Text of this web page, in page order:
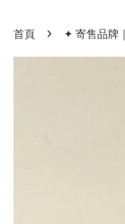
首頁 › ✦ 寄售品牌